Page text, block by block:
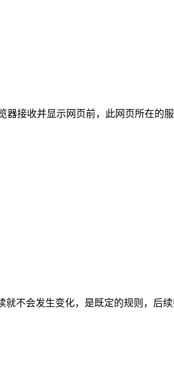
接收并显示网页前，此网页所在的
不会发生变化，是既定的规则，后